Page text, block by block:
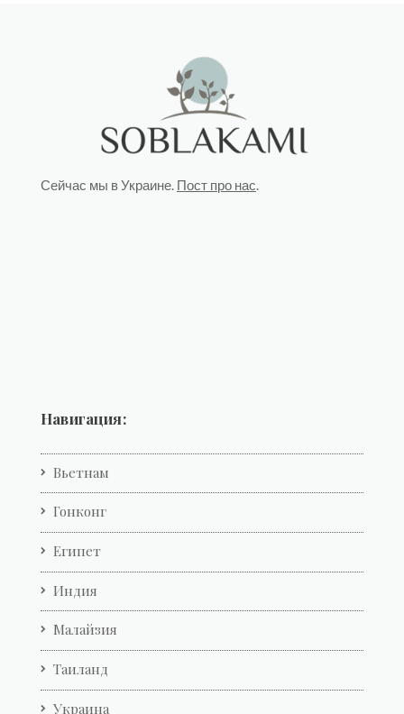
Сейчас мы в Украине. Пост про нас
Навигация:
Вьетнам
Гонконг
Египет
Индия
Малайзия
Таиланд
Украина